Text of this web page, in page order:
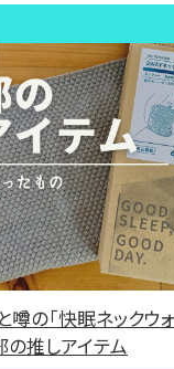
噂の「快眠ネックウ
推しアイテム